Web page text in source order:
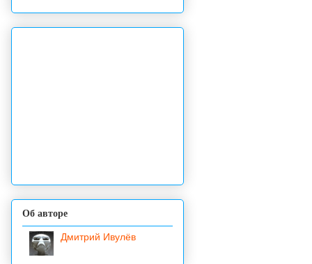
Об авторе
Дмитрий Ивулёв